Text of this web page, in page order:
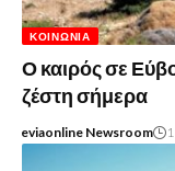
ΚΟΙΝΩΝΊΑ
Ο καιρός σε
ζέστη σήμερα
eviaonline Newsroom